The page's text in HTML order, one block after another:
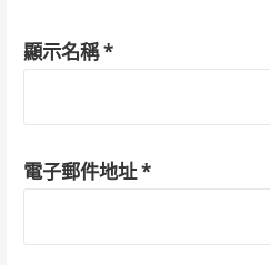
顯示名稱*
電子郵件地址*